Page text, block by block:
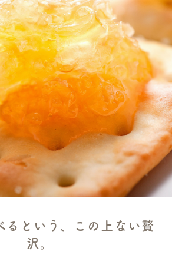
るという、この上ない贅
沢。